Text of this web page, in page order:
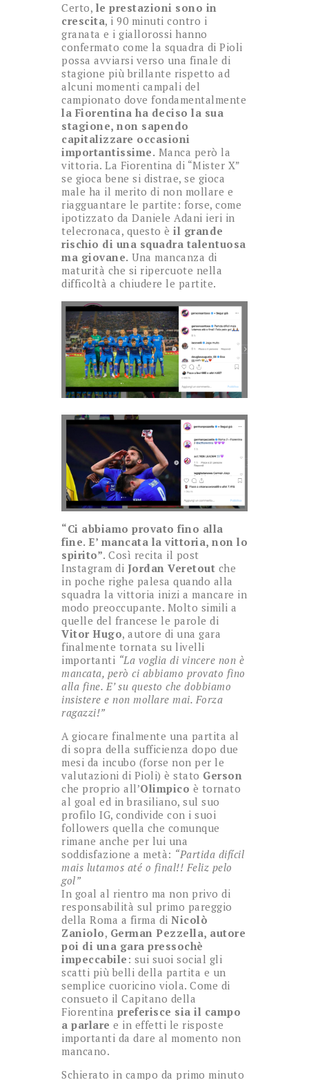
Certo, le prestazioni sono in
crescita, i 90 minuti contro i
granata e i giallorossi hanno
confermato come la squadra di Pioli
possa avviarsi verso una finale di
stagione più brillante rispetto ad
alcuni momenti campali del
campionato dove fondamentalmente
la Fiorentina ha deciso la sua
stagione, non sapendo
capitalizzare occasioni
importantissime. Manca però la
vittoria. La Fiorentina di “Mister X”
se gioca bene si distrae, se gioca
male ha il merito di non mollare e
riagguantare le partite: forse, come
ipotizzato da Daniele Adani ieri in
telecronaca, questo è il grande
rischio di una squadra talentuosa
ma giovane. Una mancanza di
maturità che si ripercuote nella
difficoltà a chiudere le partite.
“Ci abbiamo provato fino alla
fine. E’ mancata la vittoria, non lo
spirito”. Così recita il post
Instagram di Jordan Veretout che
in poche righe palesa quando alla
squadra la vittoria inizi a mancare in
modo preoccupante. Molto simili a
quelle del francese le parole di
Vitor Hugo, autore di una gara
finalmente tornata su livelli
importanti “La voglia di vincere non è
mancata, però ci abbiamo provato fino
alla fine. E’ su questo che dobbiamo
insistere e non mollare mai. Forza
ragazzi!”
A giocare finalmente una partita al
di sopra della sufficienza dopo due
mesi da incubo (forse non per le
valutazioni di Pioli) è stato Gerson
che proprio all’Olimpico è tornato
al goal ed in brasiliano, sul suo
profilo IG, condivide con i suoi
followers quella che comunque
rimane anche per lui una
soddisfazione a metà: “Partida difícil
mais lutamos até o final!! Feliz pelo
gol”
In goal al rientro ma non privo di
responsabilità sul primo pareggio
della Roma a firma di Nicolò
Zaniolo, German Pezzella, autore
poi di una gara pressochè
impeccabile : sui suoi social gli
scatti più belli della partita e un
semplice cuoricino viola. Come di
consueto il Capitano della
Fiorentina preferisce sia il campo
a parlare e in effetti le risposte
importanti da dare al momento non
mancano.
Schierato in campo da primo minuto